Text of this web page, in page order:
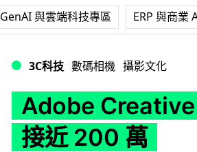
GenAI 與雲端科技專區 ERP 與商業
3C科技 數碼相機 攝影文化
Adobe
接近 200 萬